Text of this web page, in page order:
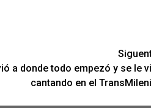
a donde todo empezó y se le
cantando en el